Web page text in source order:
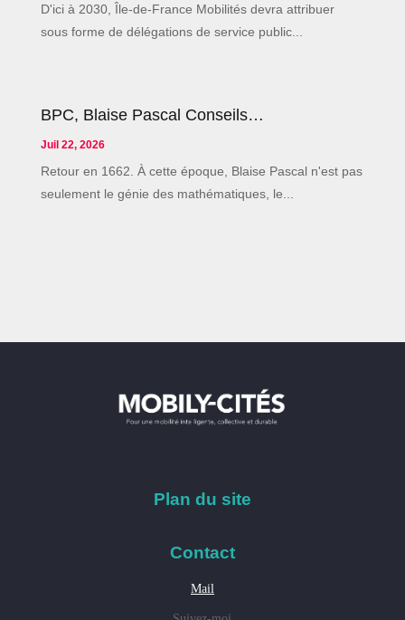
D'ici à 2030, Île-de-France Mobilités devra attribuer
sous forme de délégations de service public...
BPC, Blaise Pascal Conseils…
Juil 22, 2026
Retour en 1662. À cette époque, Blaise Pascal n'est pas
seulement le génie des mathématiques, le...
Plan du site
Contact
Mail